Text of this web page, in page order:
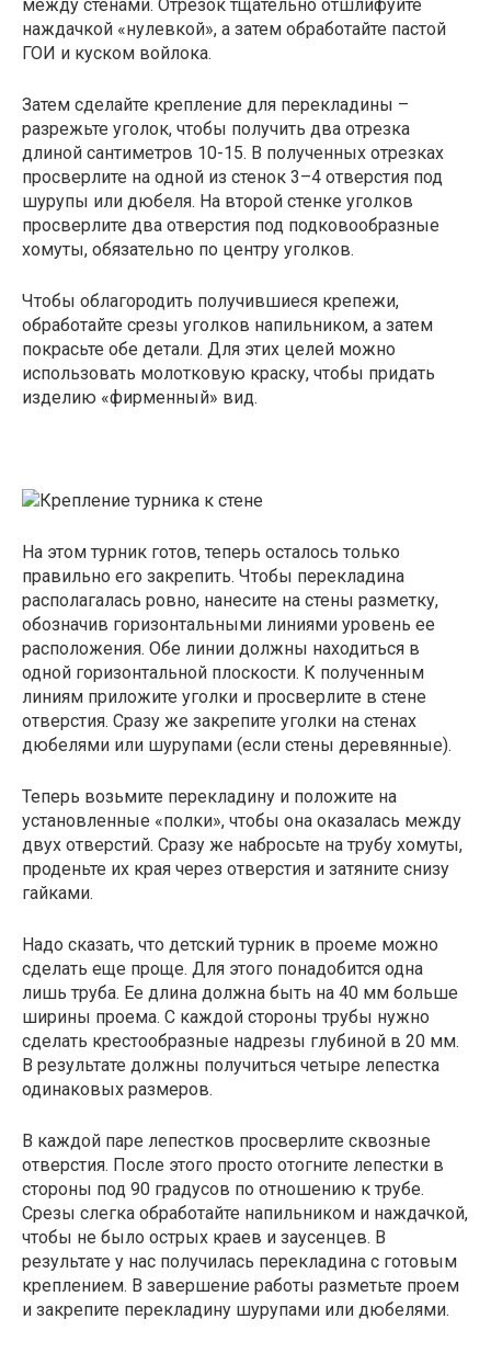
между стенами. Отрезок тщательно отшлифуйте
наждачкой «нулевкой», а затем обработайте пастой
ГОИ и куском войлока.
Затем сделайте крепление для перекладины –
разрежьте уголок, чтобы получить два отрезка
длиной сантиметров 10-15. В полученных отрезках
просверлите на одной из стенок 3–4 отверстия под
шурупы или дюбеля. На второй стенке уголков
просверлите два отверстия под подковообразные
хомуты, обязательно по центру уголков.
Чтобы облагородить получившиеся крепежи,
обработайте срезы уголков напильником, а затем
покрасьте обе детали. Для этих целей можно
использовать молотковую краску, чтобы придать
изделию «фирменный» вид.
На этом турник готов, теперь осталось только
правильно его закрепить. Чтобы перекладина
располагалась ровно, нанесите на стены разметку,
обозначив горизонтальными линиями уровень ее
расположения. Обе линии должны находиться в
одной горизонтальной плоскости. К полученным
линиям приложите уголки и просверлите в стене
отверстия. Сразу же закрепите уголки на стенах
дюбелями или шурупами (если стены деревянные).
Теперь возьмите перекладину и положите на
установленные «полки», чтобы она оказалась между
двух отверстий. Сразу же набросьте на трубу хомуты,
проденьте их края через отверстия и затяните снизу
гайками.
Надо сказать, что детский турник в проеме можно
сделать еще проще. Для этого понадобится одна
лишь труба. Ее длина должна быть на 40 мм больше
ширины проема. С каждой стороны трубы нужно
сделать крестообразные надрезы глубиной в 20 мм.
В результате должны получиться четыре лепестка
одинаковых размеров.
В каждой паре лепестков просверлите сквозные
отверстия. После этого просто отогните лепестки в
стороны под 90 градусов по отношению к трубе.
Срезы слегка обработайте напильником и наждачкой,
чтобы не было острых краев и заусенцев. В
результате у нас получилась перекладина с готовым
креплением. В завершение работы разметьте проем
и закрепите перекладину шурупами или дюбелями.